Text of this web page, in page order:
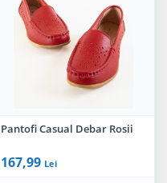
Pantofi Casual Debar Rosii
167,99 Lei